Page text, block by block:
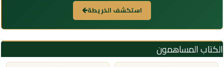
استكشف الخريطة
الكتاب المساهمون